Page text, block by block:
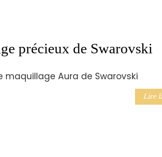
précieux de Swarovski
maquillage Aura de Swarovski
Lire